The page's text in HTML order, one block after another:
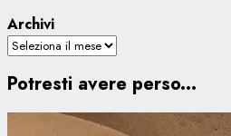
Archivi
Potresti avere perso...